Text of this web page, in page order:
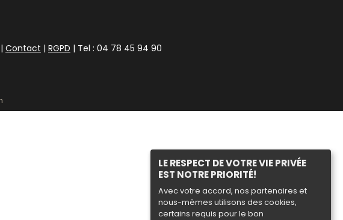
LE RESPECT DE VOTRE VIE PRIVÉE
EST NOTRE PRIORITÉ!
Avec votre accord, nos partenaires et
nous-mêmes utilisons des cookies,
certains requis pour le bon
| Contact | RGPD | Tel : 04 78 45 94 90